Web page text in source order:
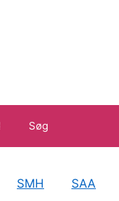
Søg
SMH SAA